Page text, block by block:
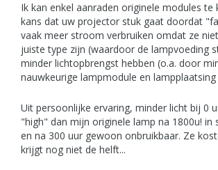
Ik kan enkel aanraden originele modules te
kans dat uw projector stuk gaat doordat
vaak meer stroom verbruiken omdat ze
juiste type zijn (waardoor de lampvoeding
minder lichtopbrengst hebben (o.a. door
nauwkeurige lampmodule en
Uit persoonlijke ervaring, minder licht bij 0
"high" dan mijn originele lamp na 1800u! in
en na 300 uur gewoon onbruikbaar. Ze
krijgt nog niet de helft...